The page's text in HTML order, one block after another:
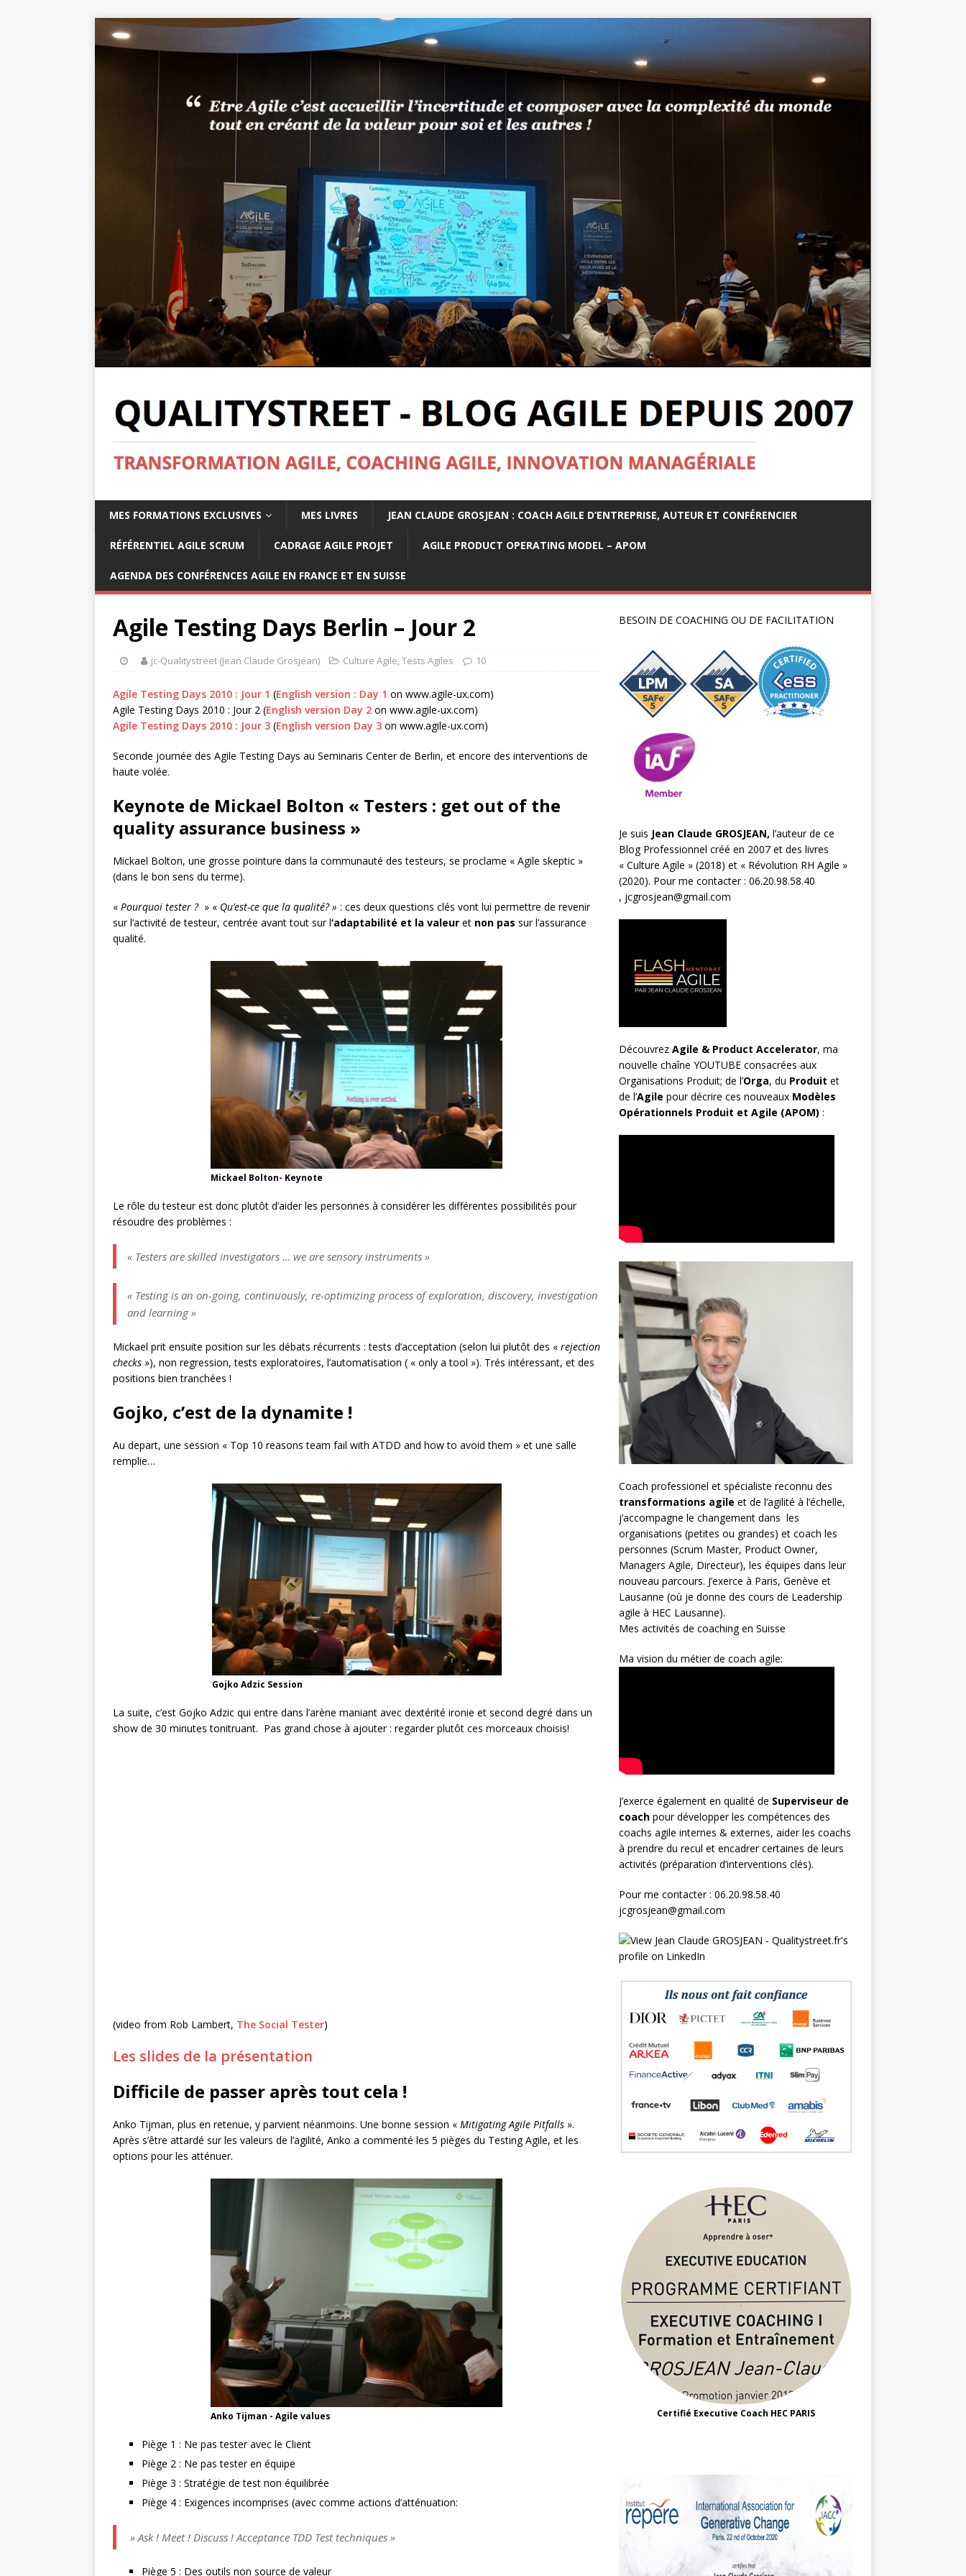
MES FORMATIONS EXCLUSIVES MES LIVRES JEAN CLAUDE GROSJEAN : COACH AGILE D’ENTREPRISE, AUTEUR ET CONFÉRENCIER
RÉFÉRENTIEL AGILE SCRUM CADRAGE AGILE PROJET AGILE PRODUCT OPERATING MODEL – APOM
AGENDA DES CONFÉRENCES AGILE EN FRANCE ET EN SUISSE
Agile Testing Days Berlin – Jour 2
jc-Qualitystreet (Jean Claude Grosjean) Culture Agile,Tests Agiles 10
Agile Testing Days 2010 : Jour 1 (English version : Day 1 on www.agile-ux.com)
Agile Testing Days 2010 : Jour 2 (English version Day 2 on www.agile-ux.com)
Agile Testing Days 2010 : Jour 3 (English version Day 3 on www.agile-ux.com)
Seconde journée des Agile Testing Days au Seminaris Center de Berlin, et encore des interventions de
haute volée.
Keynote de Mickael Bolton « Testers : get out of the
quality assurance business »
Mickael Bolton, une grosse pointure dans la communauté des testeurs, se proclame « Agile skeptic »
(dans le bon sens du terme).
« Pourquoi tester ? » « Qu’est-ce que la qualité? » : ces deux questions clés vont lui permettre de revenir
sur l’activité de testeur, centrée avant tout sur l‘adaptabilité et la valeur et non pas sur l’assurance
qualité.
Mickael Bolton- Keynote
Le rôle du testeur est donc plutôt d’aider les personnes à considérer les différentes possibilités pour
résoudre des problèmes :
« Testers are skilled investigators … we are sensory instruments »
« Testing is an on-going, continuously, re-optimizing process of exploration, discovery, investigation
and learning »
Mickael prit ensuite position sur les débats récurrents : tests d’acceptation (selon lui plutôt des « rejection
checks »), non regression, tests exploratoires, l’automatisation ( « only a tool »). Trés intéressant, et des
positions bien tranchées !
Gojko, c’est de la dynamite !
Au depart, une session « Top 10 reasons team fail with ATDD and how to avoid them » et une salle
remplie…
Gojko Adzic Session
La suite, c’est Gojko Adzic qui entre dans l’arène maniant avec dextérité ironie et second degré dans un
show de 30 minutes tonitruant. Pas grand chose à ajouter : regarder plutôt ces morceaux choisis!
(video from Rob Lambert, The Social Tester)
Les slides de la présentation
Difficile de passer après tout cela !
Anko Tijman, plus en retenue, y parvient néanmoins. Une bonne session « Mitigating Agile Pitfalls ».
Après s’être attardé sur les valeurs de l’agilité, Anko a commenté les 5 pièges du Testing Agile, et les
options pour les atténuer.
Anko Tijman - Agile values
Piège 1 : Ne pas tester avec le Client
Piège 2 : Ne pas tester en équipe
Piège 3 : Stratégie de test non équilibrée
Piège 4 : Exigences incomprises (avec comme actions d’atténuation:
» Ask ! Meet ! Discuss ! Acceptance TDD Test techniques »
Piège 5 : Des outils non source de valeur
BESOIN DE COACHING OU DE FACILITATION
Je suis Jean Claude GROSJEAN, l’auteur de ce
Blog Professionnel créé en 2007 et des livres
« Culture Agile » (2018) et « Révolution RH Agile »
(2020). Pour me contacter : 06.20.98.58.40
, jcgrosjean@gmail.com
Découvrez Agile & Product Accelerator, ma
nouvelle chaîne YOUTUBE consacrées aux
Organisations Produit; de l’Orga, du Produit et
de l’Agile pour décrire ces nouveaux Modèles
Opérationnels Produit et Agile (APOM) :
Coach professionel et spécialiste reconnu des
transformations agile et de l‘agilité à l’échelle,
j’accompagne le changement dans les
organisations (petites ou grandes) et coach les
personnes (Scrum Master, Product Owner,
Managers Agile, Directeur), les équipes dans leur
nouveau parcours. J’exerce à Paris, Genève et
Lausanne (où je donne des cours de Leadership
agile à HEC Lausanne).
Mes activités de coaching en Suisse
Ma vision du métier de coach agile:
J’exerce également en qualité de Superviseur de
coachpour développer les compétences des
coachs agile internes & externes, aider les coachs
à prendre du recul et encadrer certaines de leurs
activités (préparation d’interventions clés).
Pour me contacter : 06.20.98.58.40
jcgrosjean@gmail.com
Certifié Executive Coach HEC PARIS